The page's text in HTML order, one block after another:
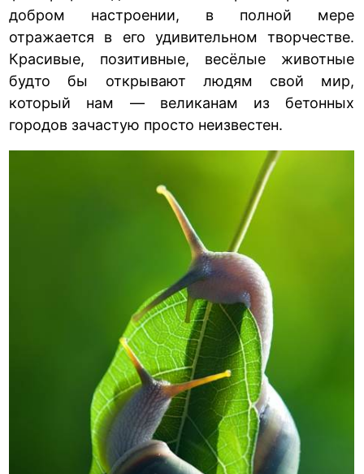
добром настроении, в полной мере
отражается в его удивительном творчестве.
Красивые, позитивные, весёлые животные
будто бы открывают людям свой мир,
который нам — великанам из бетонных
городов зачастую просто неизвестен.